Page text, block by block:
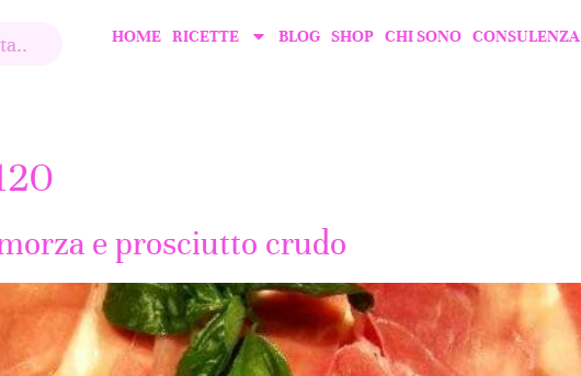
HOME RICETTE BLOG SHOP CHI SONO CONSULENZA
e prosciutto crudo